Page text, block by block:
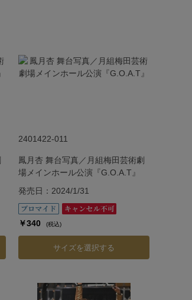
2401422-011
鳳月杏 舞台写真／月組梅田芸術劇
場メインホール公演『G.O.A.T』
発売日：2024/1/31
￥340 (税込)
サイズを選択する